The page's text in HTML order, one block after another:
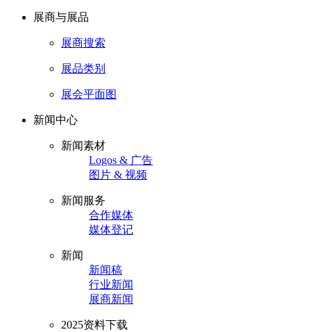
展商与展品
展商搜索
展品类别
展会平面图
新闻中心
新闻素材
Logos & 广告
图片 & 视频
新闻服务
合作媒体
媒体登记
新闻
新闻稿
行业新闻
展商新闻
2025资料下载